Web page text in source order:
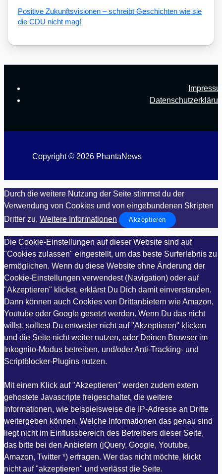
Posi­ti­ve Zukunfts­vi­sio­nen – schreibt Geschich­ten wie sie
die CDU nicht mag!
Copyright © 2026 PhantaNews
Durch die weitere Nutzung der Seite stimmst du der
Verwendung von Cookies und von eingebundenen Skripten
Dritter zu. Weitere Informationen Akzeptieren
Die Cookie-Einstellungen auf dieser Website sind auf
"Cookies zulassen" eingestellt, um das beste Surferlebnis zu
ermöglichen. Wenn du diese Website ohne Änderung der
Cookie-Einstellungen verwendest (Navigation) oder auf
"Akzeptieren" klickst, erklärst Du Dich damit einverstanden.
Dann können auch Cookies von Drittanbietern wie Amazon,
Youtube oder Google gesetzt werden. Wenn Du das nicht
willst, solltest Du entweder nicht auf "Akzeptieren" klicken
und die Seite nicht weiter nutzen, oder Deinen Browser im
Inkognito-Modus betreiben, und/oder Anti-Tracking- und
Scriptblocker-Plugins nutzen.
Mit einem Klick auf "Akzeptieren" werden zudem extern
gehostete Javascripte freigeschaltet, die weitere
Informationen, wie beispielsweise die IP-Adresse an Dritte
weitergeben können. Welche Informationen das genau sind
liegt nicht im Einflussbereich des Betreibers dieser Seite,
das bitte bei den Anbietern (jQuery, Google, Youtube,
Amazon, Twitter *) erfragen. Wer das nicht möchte, klickt
nicht auf "akzeptieren" und verlässt die Seite.